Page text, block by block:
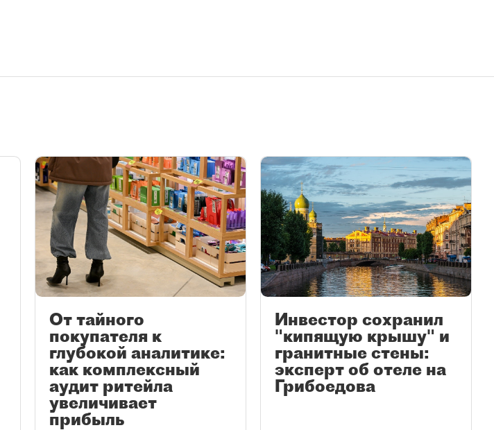
От тайного
покупателя к
глубокой аналитике:
как комплексный
аудит ритейла
увеличивает
прибыль
Инвестор сохранил
"кипящую крышу" и
гранитные стены:
эксперт об отеле на
Грибоедова